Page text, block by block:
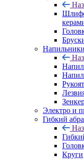
Напильники
Электро и
Гибкий
Круги